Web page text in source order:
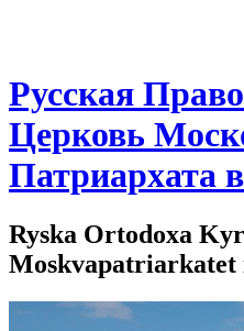
Русская
Церковь
Патриархата
Ryska Ortodoxa
Moskvapatriarkatet